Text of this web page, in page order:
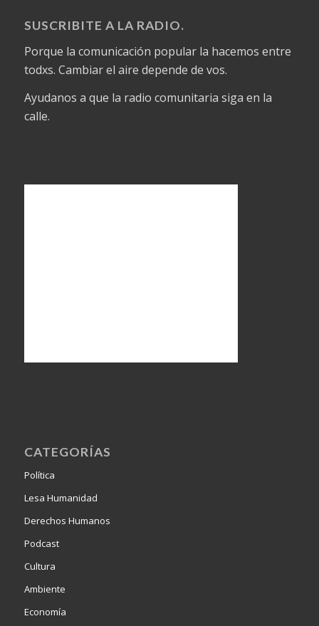
SUSCRIBITE A LA RADIO.
Porque la comunicación popular la hacemos entre
todxs. Cambiar el aire depende de vos.
Ayudanos a que la radio comunitaria siga en la
calle.
CATEGORÍAS
Política
Lesa Humanidad
Derechos Humanos
Podcast
Cultura
Ambiente
Economía